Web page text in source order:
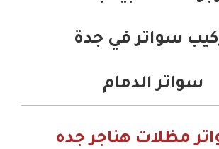
مظلات هناجر جده